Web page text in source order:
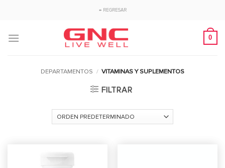
← REGRESAR
0
DEPARTAMENTOS / VITAMINAS Y SUPLEMENTOS
FILTRAR